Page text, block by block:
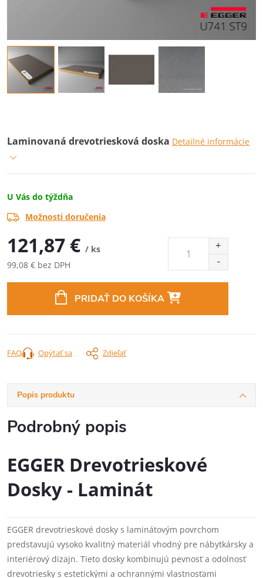
Laminovaná drevotriesková doska Detailné informácie
U Vás do týždňa
Možnosti doručenia
121,87 € / ks
99,08 € bez DPH
PRIDAŤ DO KOŠÍKA
Opýtať sa Zdieľať
FAQ
Popis produktu
Podrobný popis
EGGER Drevotrieskové
Dosky - Laminát
EGGER drevotrieskové dosky s laminátovým povrchom
predstavujú vysoko kvalitný materiál vhodný pre nábytkársky a
interiérový dizajn. Tieto dosky kombinujú pevnosť a odolnosť
drevotriesky s estetickými a ochrannými vlastnosťami